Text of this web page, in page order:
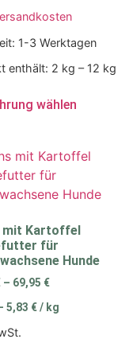
1-3 Werktagen
enthält: 2 kg – 12 kg
wählen
mit Kartoffel
für
Hunde
– 69,95 €
5,83 €/ kg